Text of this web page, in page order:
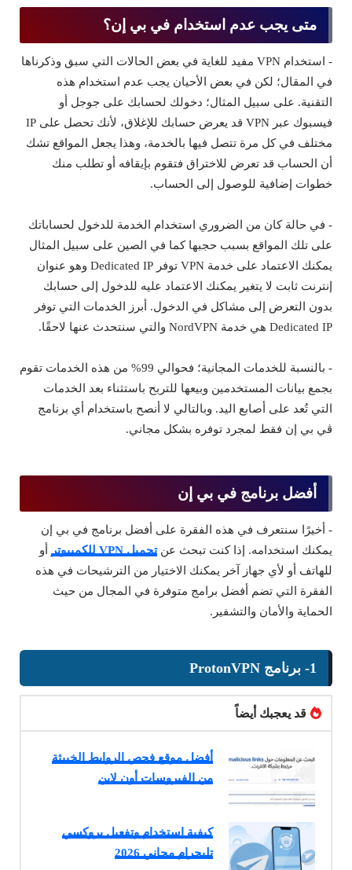
متى يجب عدم استخدام في بي إن؟
- استخدام VPN مفيد للغاية في بعض الحالات التي سبق وذكرناها
في المقال؛ لكن في بعض الأحيان يجب عدم استخدام هذه
التقنية. على سبيل المثال؛ دخولك لحسابك على جوجل أو
فيسبوك عبر VPN قد يعرض حسابك للإغلاق، لأنك تحصل على IP
مختلف في كل مرة تتصل فيها بالخدمة، وهذا يجعل المواقع تشك
أن الحساب قد تعرض للاختراق فتقوم بإيقافه أو تطلب منك
خطوات إضافية للوصول إلى الحساب.
- في حالة كان من الضروري استخدام الخدمة للدخول لحساباتك
على تلك المواقع بسبب حجبها كما في الصين على سبيل المثال
يمكنك الاعتماد على خدمة VPN توفر Dedicated IP وهو عنوان
إنترنت ثابت لا يتغير يمكنك الاعتماد عليه للدخول إلى حسابك
بدون التعرض إلى مشاكل في الدخول. أبرز الخدمات التي توفر
Dedicated IP هي خدمة NordVPN والتي سنتحدث عنها لاحقًا.
- بالنسبة للخدمات المجانية؛ فحوالي 99% من هذه الخدمات تقوم
بجمع بيانات المستخدمين وبيعها للتربح باستثناء بعد الخدمات
التي تُعد على أصابع اليد. وبالتالي لا أنصح باستخدام أي برنامج
ڤي بي إن فقط لمجرد توفره بشكل مجاني.
أفضل برنامج في بي إن
- أخيرًا سنتعرف في هذه الفقرة على أفضل برنامج في بي إن
يمكنك استخدامه. إذا كنت تبحث عنتحميل VPN للكمبيوتر
أو
للهاتف أو لأي جهاز آخر يمكنك الاختيار من الترشيحات في هذه
الفقرة التي تضم أفضل برامج متوفرة في المجال من حيث
الحماية والأمان والتشفير.
1- برنامج ProtonVPN
قد يعجبك أيضاً
أفضل موقع فحص الروابط الخبيثة
من الفيروسات أون لاين
كيفية استخدام وتفعيل بروكسي
تليجرام مجاني 2026